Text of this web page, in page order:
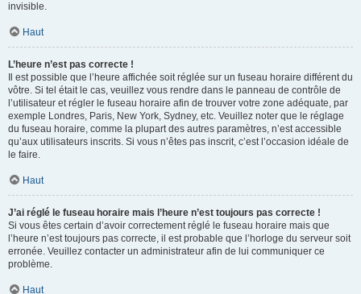
invisible.
Haut
L’heure n’est pas correcte !
Il est possible que l’heure affichée soit réglée sur un fuseau horaire différent du
vôtre. Si tel était le cas, veuillez vous rendre dans le panneau de contrôle de
l’utilisateur et régler le fuseau horaire afin de trouver votre zone adéquate, par
exemple Londres, Paris, New York, Sydney, etc. Veuillez noter que le réglage
du fuseau horaire, comme la plupart des autres paramètres, n’est accessible
qu’aux utilisateurs inscrits. Si vous n’êtes pas inscrit, c’est l’occasion idéale de
le faire.
Haut
J’ai réglé le fuseau horaire mais l’heure n’est toujours pas correcte !
Si vous êtes certain d’avoir correctement réglé le fuseau horaire mais que
l’heure n’est toujours pas correcte, il est probable que l’horloge du serveur soit
erronée. Veuillez contacter un administrateur afin de lui communiquer ce
problème.
Haut